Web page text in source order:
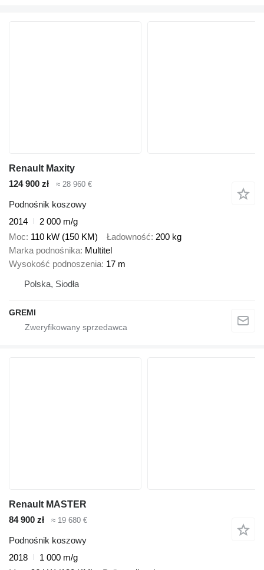
Renault Maxity
124 900 zł
≈ 28 960 €
Podnośnik koszowy
2014
2 000 m/g
Moc 110 kW (150 KM) Ładowność 200 kg
Marka podnośnika Multitel
Wysokość podnoszenia 17 m
Polska, Siodła
GREMI
Renault MASTER
84 900 zł
≈ 19 680 €
Podnośnik koszowy
2018
1 000 m/g